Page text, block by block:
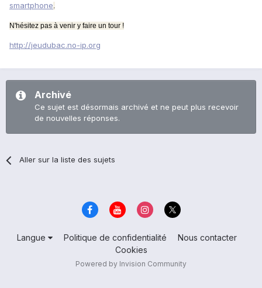
smartphone.
N'hésitez pas à venir y faire un tour !
http://jeudubac.no-ip.org
Archivé
Ce sujet est désormais archivé et ne peut plus recevoir
de nouvelles réponses.
Aller sur la liste des sujets
Langue Politique de confidentialité
Nous contacter
Cookies
Powered by Invision Community